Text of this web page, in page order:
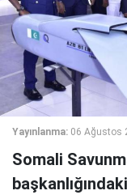
Yayınlanma: 06 Ağustos
Somali